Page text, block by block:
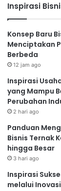
Inspirasi
Konsep Baru
Menciptakan
Berbeda
12 jam ago
Inspirasi
yang Mampu
Perubahan
2 hari ago
Panduan
Bisnis Ternak
hingga Besar
3 hari ago
Inspirasi
melalui